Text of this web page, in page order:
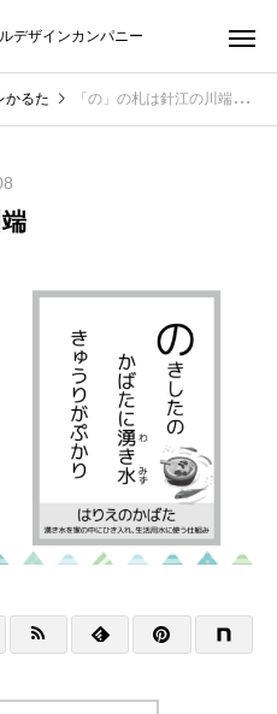
デザインカンパニー
かるた 「の」の札は針江の川端